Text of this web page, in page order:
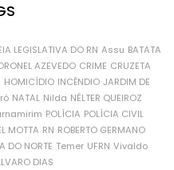
LEGISLATIVA DO RN Assu BATATA
AZEVEDO CRIME CRUZETA
HOMICÍDIO INCÊNDIO JARDIM DE
NATAL Nilda NÉLTER QUEIROZ
POLÍCIA POLÍCIA CIVIL
MOTTA RN ROBERTO GERMANO
DO NORTE Temer UFRN Vivaldo
DIAS